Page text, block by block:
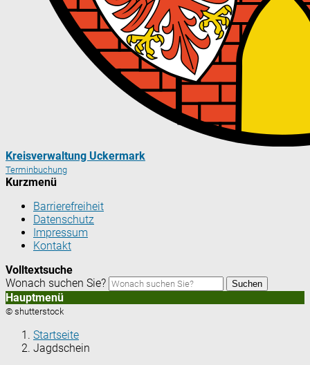
Kreisverwaltung Uckermark
Terminbuchung
Kurzmenü
Barrierefreiheit
Datenschutz
Impressum
Kontakt
Volltextsuche
Wonach suchen Sie?
Suchen
Hauptmenü
© shutterstock
Startseite
Jagdschein